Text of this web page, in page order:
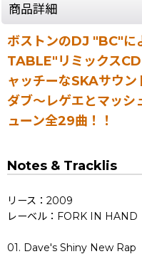
商品詳細
ボストンのDJ "BC"
TABLE"リミックス
ャッチーなSKAサウ
ダブ〜レゲエとマッシ
ューン全29曲！！
Notes & Tracklis
リース：2009
レーベル：FORK IN HAND
01. Dave's Shiny New Rap